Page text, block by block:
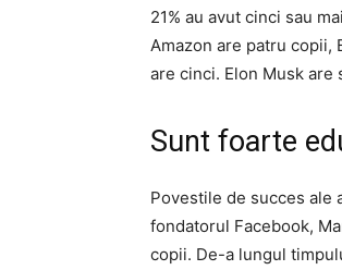
21% au avut cinci sau
Amazon are patru copii,
are cinci. Elon Musk are
Sunt foarte
Povestile de succes ale
fondatorul Facebook,
copii. De-a lungul